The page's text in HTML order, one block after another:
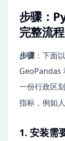
步骤：
完整流程
步骤：下面
GeoPandas
一份行政区
指标，例如
1. 安装需